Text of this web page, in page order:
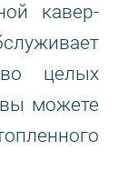
кавер-
целых
можете